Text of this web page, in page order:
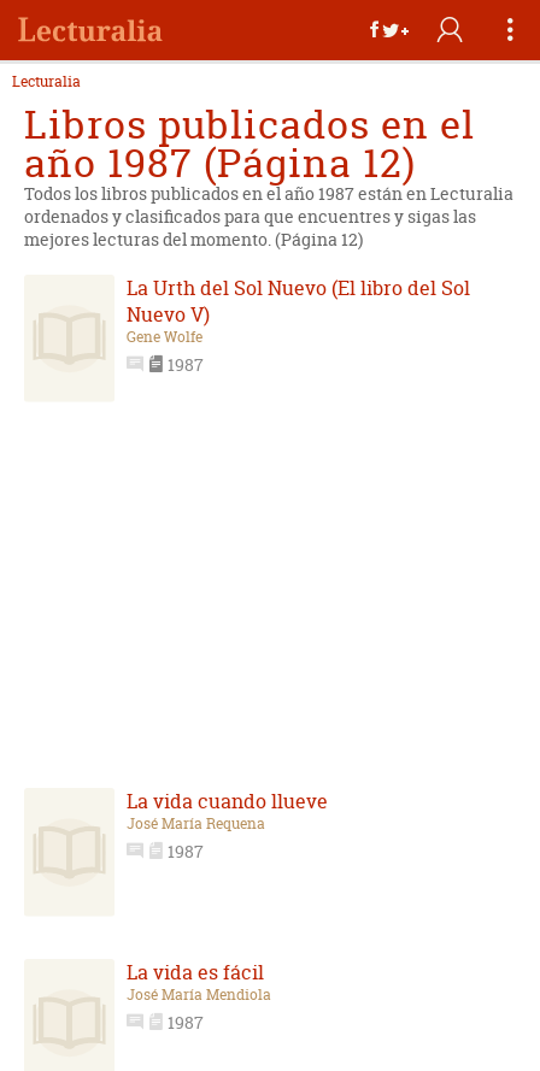
Lecturalia
Libros publicados en el
año 1987 (Página 12)
Todos los libros publicados en el año 1987 están en Lecturalia
ordenados y clasificados para que encuentres y sigas las
mejores lecturas del momento. (Página 12)
La Urth del Sol Nuevo (El libro del Sol
Nuevo V)
Gene Wolfe
1987
La vida cuando llueve
José María Requena
1987
La vida es fácil
José María Mendiola
1987